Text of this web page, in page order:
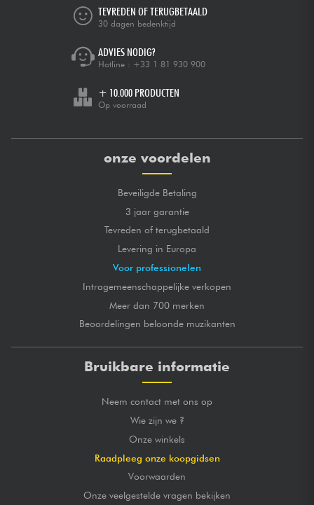
TEVREDEN OF TERUGBETAALD
30 dagen bedenktijd
ADVIES NODIG?
Hotline : +33 1 81 930 900
+ 10.000 PRODUCTEN
Op voorraad
onze voordelen
Beveiligde Betaling
3 jaar garantie
Tevreden of terugbetaald
Levering in Europa
Voor professionelen
Intragemeenschappelijke verkopen
Meer dan 700 merken
Beoordelingen beloonde muzikanten
Bruikbare informatie
Neem contact met ons op
Wie zijn we ?
Onze winkels
Raadpleeg onze koopgidsen
Voorwaarden
Onze veelgestelde vragen bekijken